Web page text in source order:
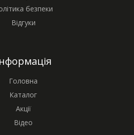
безпеки
Відгуки
Головна
Каталог
Акції
Відео